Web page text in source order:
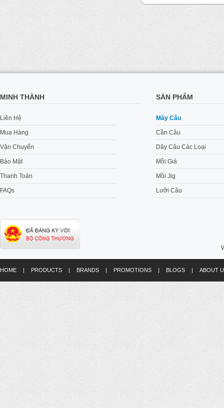
MINH THÀNH
Liên Hệ
Mua Hàng
Vận Chuyển
Bảo Mật
Thanh Toán
FAQs
SẢN PHẨM
Máy Câu
Cần Câu
Dây Câu Các Loại
Mồi Giả
Mồi Jig
Lưỡi Câu
HOME | PRODUCTS | BRANDS | PROMOTIONS | BLOGS | ABOUT